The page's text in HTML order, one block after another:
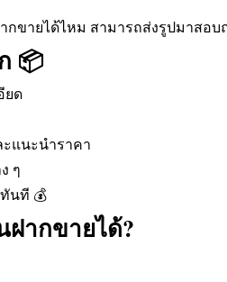
กขายได้ไหม สามารถส่งรูปมาสอบ
📦
ยด
แนะนำราคา
ๆ
นที 💰
ฝากขายได้?